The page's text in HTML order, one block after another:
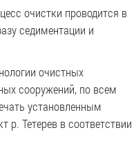
очистки проводится в
седиментации и
очистных
сооружений, по всем
установленным
Тетерев в соответствии